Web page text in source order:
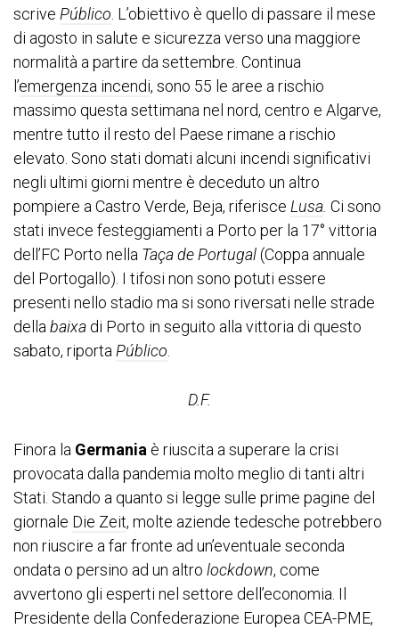
scrive Público . L’obiettivo è quello di passare il mese
di agosto in salute e sicurezza verso una maggiore
normalità a partire da settembre. Continua
l’emergenza incendi, sono 55 le aree a rischio
massimo questa settimana nel nord, centro e Algarve,
mentre tutto il resto del Paese rimane a rischio
elevato. Sono stati domati alcuni incendi significativi
negli ultimi giorni mentre è deceduto un altro
pompiere a Castro Verde, Beja, riferisce Lusa Ci sono
stati invece festeggiamenti a Porto per la 17° vittoria
dell’FC Porto nella Taça de Portugal(Coppa annuale
del Portogallo). I tifosi non sono potuti essere
presenti nello stadio ma si sono riversati nelle strade
della baixa di Porto in seguito alla vittoria di questo
sabato, riporta Público
D.F.
Finora la Germania è riuscita a superare la crisi
provocata dalla pandemia molto meglio di tanti altri
Stati. Stando a quanto si legge sulle prime pagine del
giornale Die Zeit, molte aziende tedesche potrebbero
non riuscire a far fronte ad un’eventuale seconda
ondata o persino ad un altro lockdown, come
avvertono gli esperti nel settore dell’economia. Il
Presidente della Confederazione Europea CEA-PME,